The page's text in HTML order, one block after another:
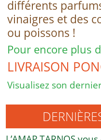
différents
vinaigres et des
ou poissons !
Pour encore plus
LIVRAISON
Visualisez son